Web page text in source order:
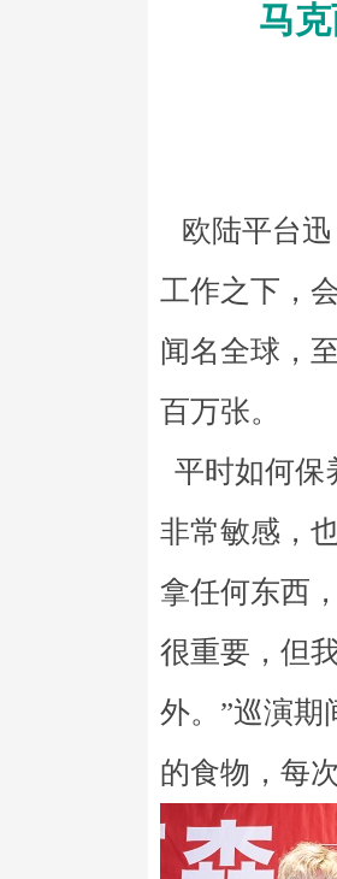
马
欧陆平台迅
工作之下，
闻名全球，
百万张。
平时如何保
非常敏感，
拿任何东西
很重要，但
外。”巡演期
的食物，每